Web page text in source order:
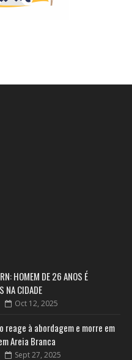
HOMEM DE 26 ANOS É
NA CIDADE
Oct 12, 2025
reage à abordagem e morre em
Areia Branca
Sept 27, 2025